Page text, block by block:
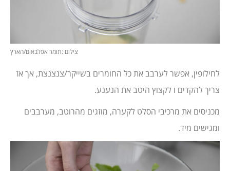
צילום :תומר אפלבאום/הארץ
לחילופין, אפשר לערבב את כל החומרים בשייקר/צנצנצת, אך אז
צריך להקדים ו לקצוץ היטב את הנענע.
מכניסים את מרכיבי הסלט לקערה, מוזגים מהרוטב, מערבבים
ומגישים מיד.